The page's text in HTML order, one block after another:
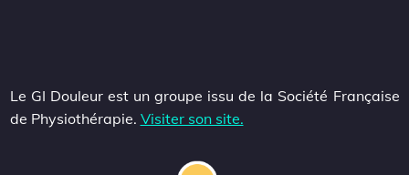
Le GI Douleur est un groupe issu de la Société Française
de Physiothérapie. Visiter son site.